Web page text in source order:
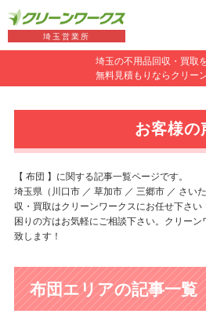
埼玉の不用品回収・買取
無料見積もりならクリー
埼玉営業所
お客様の
【 布団 】に関する記事一覧ページです。
埼玉県（川口市 ／ 草加市 ／ 三郷市 ／ さい
収・買取はクリーンワークスにお任せ下さ
困りの方はお気軽にご相談下さい。クリー
致します！
布団エリアの記事一覧